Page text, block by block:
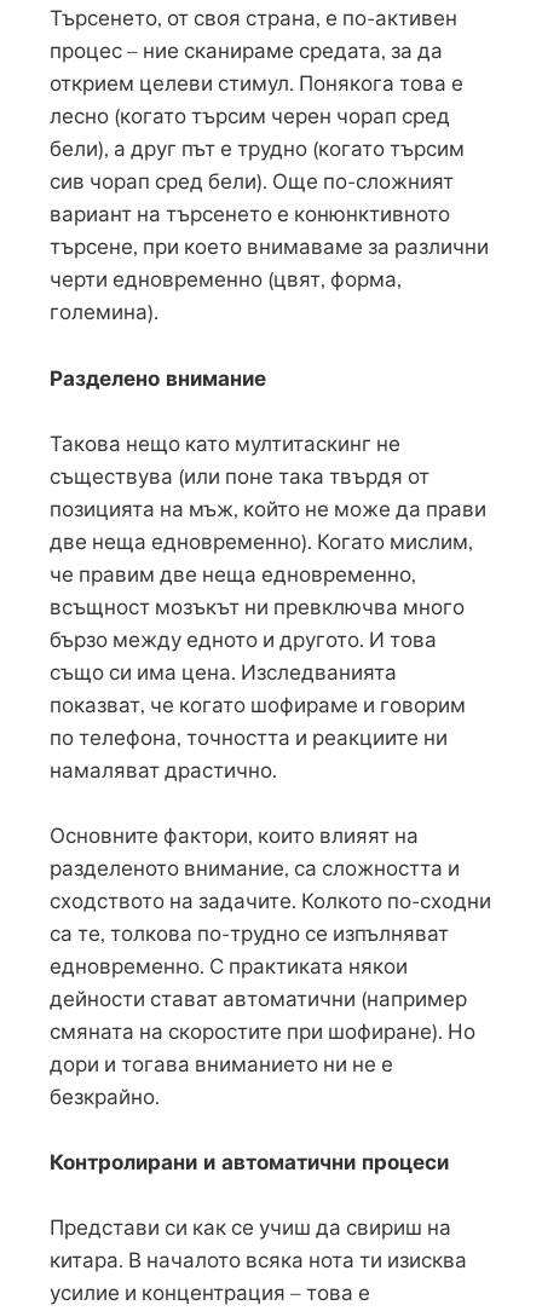
Търсенето, от своя страна, е по-активен
процес – ние сканираме средата, за да
открием целеви стимул. Понякога това е
лесно (когато търсим черен чорап сред
бели), а друг път е трудно (когато търсим
сив чорап сред бели). Още по-сложният
вариант на търсенето е конюнктивното
търсене, при което внимаваме за различни
черти едновременно (цвят, форма,
големина).
Разделено внимание
Такова нещо като мултитаскинг не
съществува (или поне така твърдя от
позицията на мъж, който не може да прави
две неща едновременно). Когато мислим,
че правим две неща едновременно,
всъщност мозъкът ни превключва много
бързо между едното и другото. И това
също си има цена. Изследванията
показват, че когато шофираме и говорим
по телефона, точността и реакциите ни
намаляват драстично.
Основните фактори, които влияят на
разделеното внимание, са сложността и
сходството на задачите. Колкото по-сходни
са те, толкова по-трудно се изпълняват
едновременно. С практиката някои
дейности стават автоматични (например
смяната на скоростите при шофиране). Но
дори и тогава вниманието ни не е
безкрайно.
Контролирани и автоматични процеси
Представи си как се учиш да свириш на
китара. В началото всяка нота ти изисква
усилие и концентрация – това е